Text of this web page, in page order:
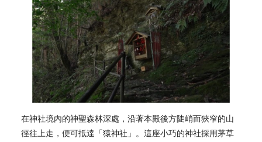
在神社境內的神聖森林深處，沿著本殿後方陡峭而狹窄的山
徑往上走，便可抵達「猿神社」。這座小巧的神社採用茅草